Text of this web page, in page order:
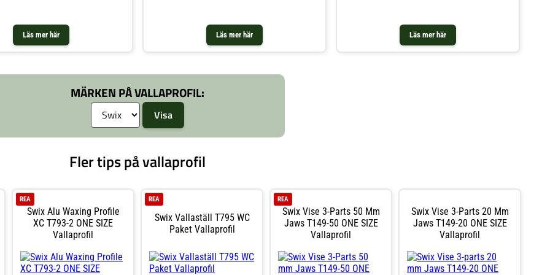
Läs mer här Läs mer här Läs mer här
MÄRKEN PÅ VALLAPROFIL:
Fler tips på vallaprofil
Swix Alu Waxing Profile
XC T793-2 ONE SIZE
Vallaprofil
REA
Swix Vallaställ T795 WC
Paket Vallaprofil
REA
Swix Vise 3-Parts 50 Mm
Jaws T149-50 ONE SIZE
Vallaprofil
REA
Swix Vise 3-Parts 20 Mm
Jaws T149-20 ONE SIZE
Vallaprofil